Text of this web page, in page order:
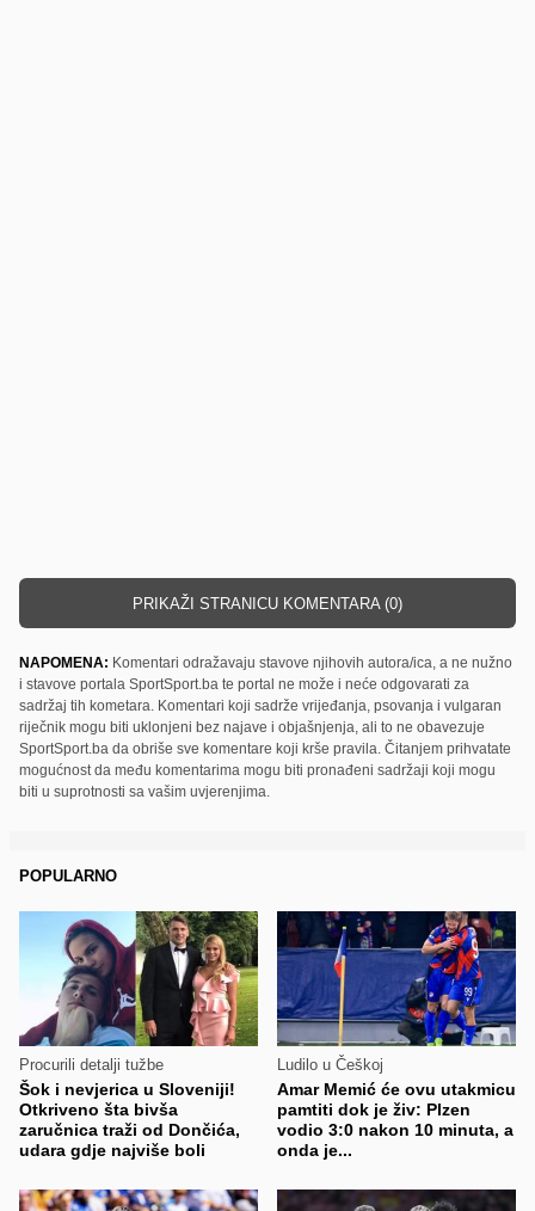
PRIKAŽI STRANICU KOMENTARA (0)
NAPOMENA: Komentari odražavaju stavove njihovih autora/ica, a ne nužno
i stavove portala SportSport.ba te portal ne može i neće odgovarati za
sadržaj tih kometara. Komentari koji sadrže vrijeđanja, psovanja i vulgaran
riječnik mogu biti uklonjeni bez najave i objašnjenja, ali to ne obavezuje
SportSport.ba da obriše sve komentare koji krše pravila. Čitanjem prihvatate
mogućnost da među komentarima mogu biti pronađeni sadržaji koji mogu
biti u suprotnosti sa vašim uvjerenjima.
POPULARNO
Procurili detalji tužbe
Šok i nevjerica u Sloveniji!
Otkriveno šta bivša
zaručnica traži od Dončića,
udara gdje najviše boli
Ludilo u Češkoj
Amar Memić će ovu utakmicu
pamtiti dok je živ: Plzen
vodio 3:0 nakon 10 minuta, a
onda je...